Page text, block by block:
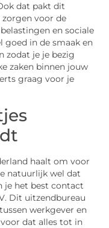
dat pakt dit
zorgen voor de
en sociale
goed in de smaak en
zodat je je bezig
zaken binnen jouw
graag voor je
haalt om voor
natuurlijk wel dat
je het best contact
Dit uitzendbureau
werkgever en
dat alles tot in